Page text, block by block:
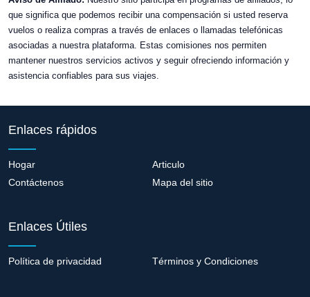
que significa que podemos recibir una compensación si usted reserva
vuelos o realiza compras a través de enlaces o llamadas telefónicas
asociadas a nuestra plataforma. Estas comisiones nos permiten
mantener nuestros servicios activos y seguir ofreciendo información y
asistencia confiables para sus viajes.
Enlaces rápidos
Hogar
Articulo
Contáctenos
Mapa del sitio
Enlaces Útiles
Política de privacidad Términos y Condiciones